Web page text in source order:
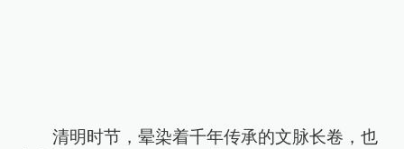
清明时节，晕染着千年传承的文脉长卷，也